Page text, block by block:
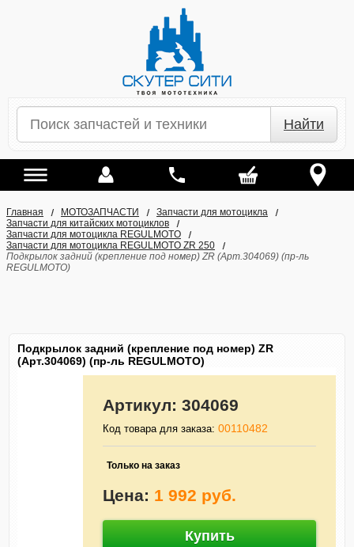
Найти
Главная МОТОЗАПЧАСТИ
Запчасти для мотоцикла
Запчасти для китайских мотоциклов
Запчасти для мотоцикла REGULMOTO
Запчасти для мотоцикла REGULMOTO ZR 250
Подкрылок задний (крепление под номер) ZR (Арт.304069) (пр-ль
REGULMOTO)
Подкрылок задний (крепление под номер) ZR
(Арт.304069) (пр-ль REGULMOTO)
Артикул:304069
Код товара для заказа:00110482
Только на заказ
Цена: 1 992 руб.
Купить